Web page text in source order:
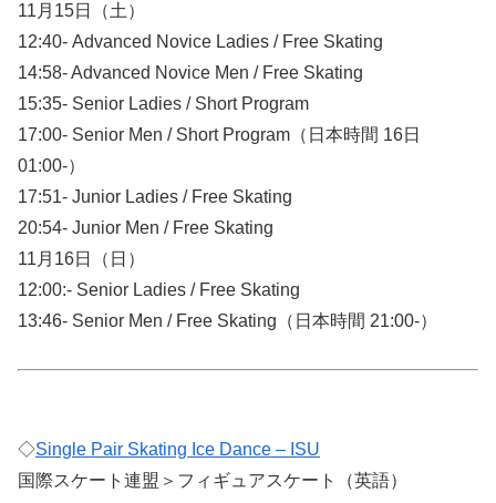
11月15日（土）
12:40- Advanced Novice Ladies / Free Skating
14:58- Advanced Novice Men / Free Skating
15:35- Senior Ladies / Short Program
17:00- Senior Men / Short Program（日本時間 16日
01:00-）
17:51- Junior Ladies / Free Skating
20:54- Junior Men / Free Skating
11月16日（日）
12:00:- Senior Ladies / Free Skating
13:46- Senior Men / Free Skating（日本時間 21:00-）
◇Single Pair Skating Ice Dance – ISU
国際スケート連盟＞フィギュアスケート（英語）